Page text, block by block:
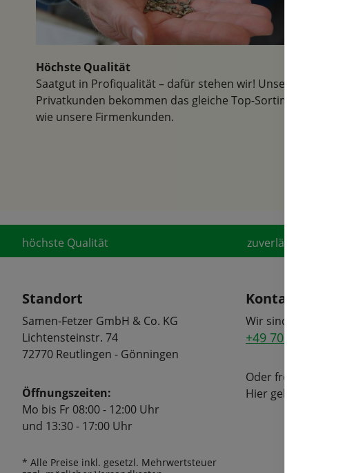
Höchste Qualität
Saatgut in Profiqualität – dafür stehen wir! Unsere
Privatkunden bekommen das gleiche Top-Sortiment
wie unsere Firmenkunden.
höchste Qualität zuverlässiger Service
Standort
Samen-Fetzer GmbH & Co. KG
Lichtensteinstr. 74
72770 Reutlingen - Gönningen
Öffnungszeiten:
Mo bis Fr 08:00 - 12:00 Uhr
und 13:30 - 17:00 Uhr
* Alle Preise inkl. gesetzl. Mehrwertsteuer
Kontakt
Wir sind telefonisch
+49 7072 600490-0
Oder freuen uns
Hier geht's zum